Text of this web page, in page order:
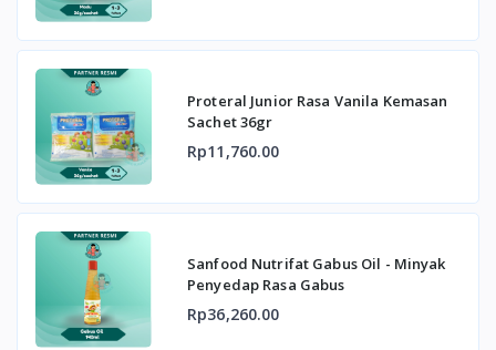
Proteral Junior Rasa Vanila Kemasan
Sachet 36gr
Rp11,760.00
Sanfood Nutrifat Gabus Oil - Minyak
Penyedap Rasa Gabus
Rp36,260.00